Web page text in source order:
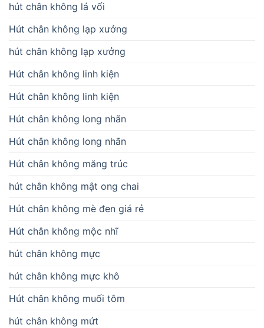
hút chân không lá vối
Hút chân không lạp xưởng
hút chân không lạp xưởng
Hút chân không linh kiện
Hút chân không linh kiện
Hút chân không long nhãn
Hút chân không long nhãn
Hút chân không măng trúc
hút chân không mật ong chai
Hút chân không mè đen giá rẻ
Hút chân không mộc nhĩ
hút chân không mực
hút chân không mực khô
Hút chân không muối tôm
hút chân không mứt